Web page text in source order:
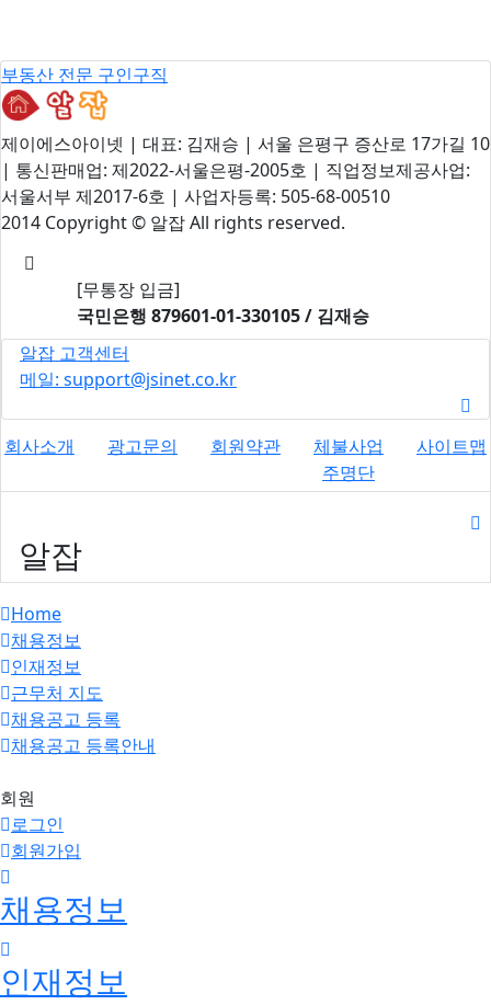
부동산 전문 구인구직
제이에스아이넷 | 대표: 김재승 | 서울 은평구 증산로 17가길 10
| 통신판매업: 제2022-서울은평-2005호 | 직업정보제공사업:
서울서부 제2017-6호 | 사업자등록: 505-68-00510
2014 Copyright © 알잡 All rights reserved.
[무통장 입금]
국민은행 879601-01-330105 / 김재승
알잡 고객센터
메일: support@jsinet.co.kr
회사소개 광고문의 회원약관
체불사업
주명단
사이트맵
알잡
Home
채용정보
인재정보
근무처 지도
채용공고 등록
채용공고 등록안내
회원
로그인
회원가입
채용정보
인재정보